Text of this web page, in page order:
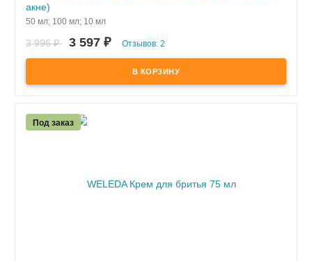
акне)
ПОД ЗАКАЗ
50 мл; 100 мл; 10 мл
3 996₽ 3 597 ₽ Отзывов: 2
Под заказ